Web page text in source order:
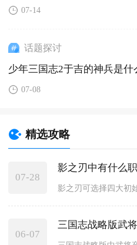
07-14
话题探讨
07-08
精选攻略
07-28
影之刃中有什么
06-07
三国志战略版武